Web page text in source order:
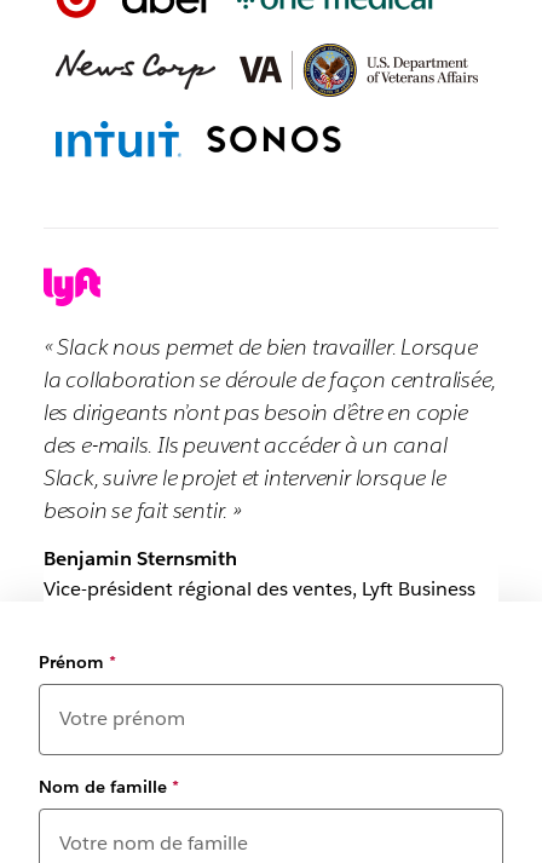
« Slack nous permet de bien travailler. Lorsque
la collaboration se déroule de façon centralisée,
les dirigeants n’ont pas besoin d’être en copie
des e-mails. Ils peuvent accéder à un canal
Slack, suivre le projet et intervenir lorsque le
besoin se fait sentir. »
Benjamin Sternsmith
Vice-président régional des ventes, Lyft Business
Prénom *
Nom de famille *